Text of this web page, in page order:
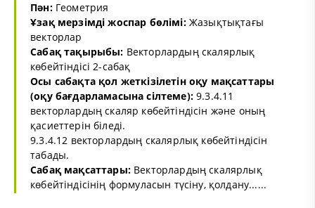
Пән:Геометрия
Ұзақ мерзімді жоспар бөлімі:Жазықтықтағы
векторлар
Сабақ тақырыбы: Векторлардың скалярлық
көбейтіндісі 2-сабақ
Осы сабақта қол жеткізілетін оқу мақсаттары
(оқу бағдарламасына сілтеме):9.3.4.11
векторлардың скаляр көбейтіндісін және оның
қасиеттерін біледі.
9.3.4.12 векторлардың скалярлық көбейтіндісін
табады.
Сабақ мақсаттары:Векторлардың скалярлық
көбейтіндісінің формуласын түсіну, қолдану......